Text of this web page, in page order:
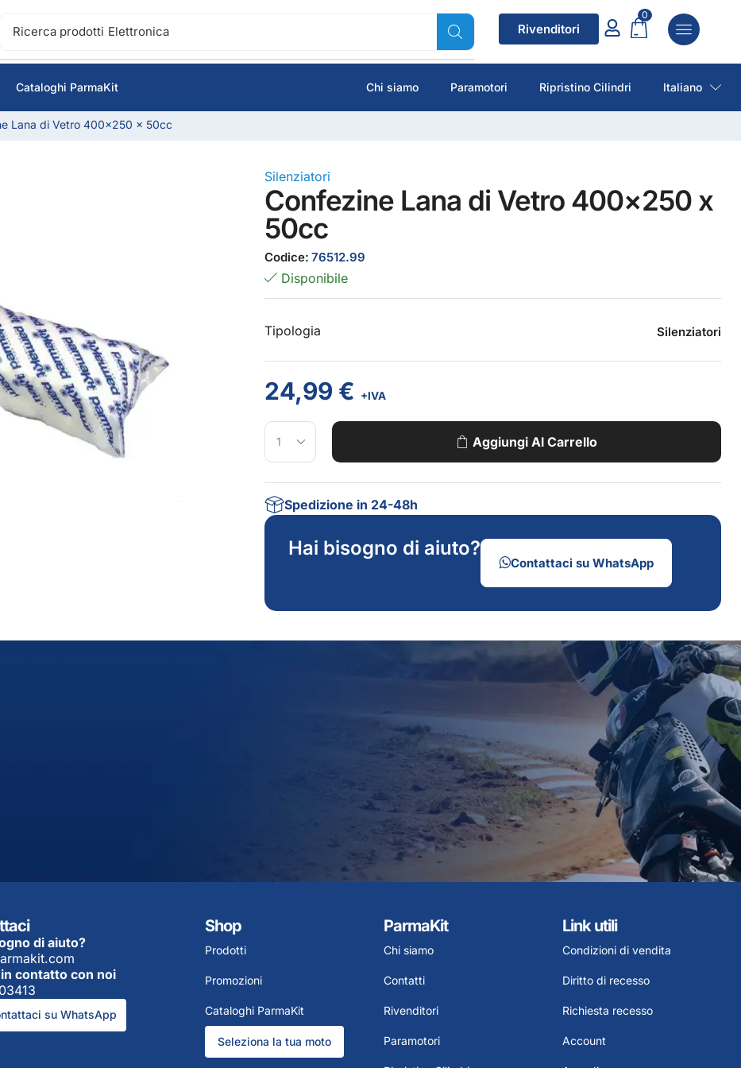
Ricerca prodotti Elettronica Rivenditori
0
Cataloghi ParmaKit Chi siamo Paramotori Ripristino Cilindri Italiano
Lana di Vetro 400×250 x 50cc
Silenziatori
Confezine Lana di Vetro 400×250 x
50cc
Codice: 76512.99
Disponibile
Tipologia Silenziatori
24,99 € +IVA
Aggiungi Al Carrello
Spedizione in 24-48h
Hai bisogno di aiuto?
Contattaci su WhatsApp
di aiuto?
contatto con noi
su WhatsApp
Shop
Prodotti
Promozioni
Cataloghi ParmaKit
Seleziona la tua moto
ParmaKit
Chi siamo
Contatti
Rivenditori
Paramotori
Link utili
Condizioni di vendita
Diritto di recesso
Richiesta recesso
Account